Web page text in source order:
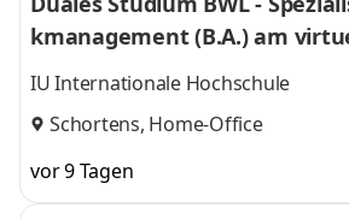
kmanagement (B.A.) am
Nordfrost GmbH & Co. KG
IU Internationale Hochschule
Schortens, Home-Office
vor 9 Tagen